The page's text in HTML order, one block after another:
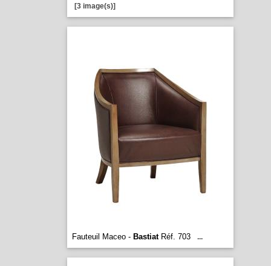
[3 image(s)]
Fauteuil Maceo - BastiatRéf. 703 ...